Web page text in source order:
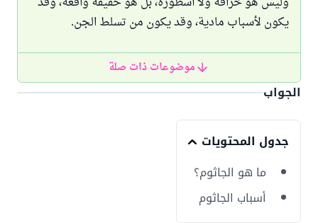
يكون لأسباب مادية، وقد يكون من تسلط الجن.
موضوعات ذات صلة
الجواب
جدول المحتويات
ما هو الجاثوم؟
أسباب الجاثوم